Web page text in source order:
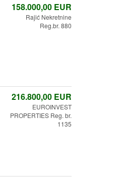
158.000,00EUR
Rajić Nekretnine
Reg.br. 880
216.800,00EUR
EUROINVEST
PROPERTIES Reg. br.
1135